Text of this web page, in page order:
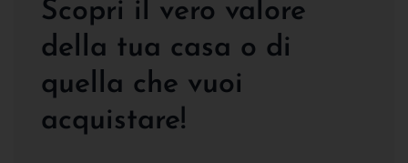
Scopri il vero valore
della tua casa o di
quella che vuoi
acquistare!